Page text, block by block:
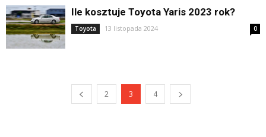
Ile kosztuje Toyota Yaris 2023 rok?
Toyota 13 listopada 2024 0
2 3 4